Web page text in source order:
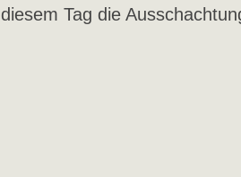
diesem Tag die